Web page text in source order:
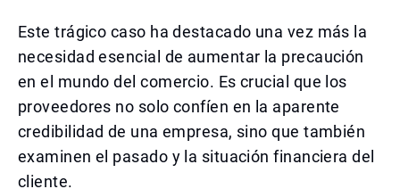
Este trágico caso ha destacado una vez más la
necesidad esencial de aumentar la precaución
en el mundo del comercio. Es crucial que los
proveedores no solo confíen en la aparente
credibilidad de una empresa, sino que también
examinen el pasado y la situación financiera del
cliente.